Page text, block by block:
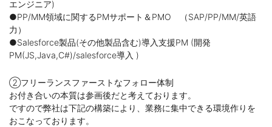
エンジニア)
●PP/MM領域に関するPMサポート＆PMO （SAP/PP/MM/英語
力）
●Salesforce製品(その他製品含む)導入支援PM (開発
PM(JS,Java,C#)/salesforce導入 )
②フリーランスファーストなフォロー体制
お付き合いの本質は参画後だと考えております。
ですので弊社は下記の構築により、業務に集中できる環境作りを
おこなっております。